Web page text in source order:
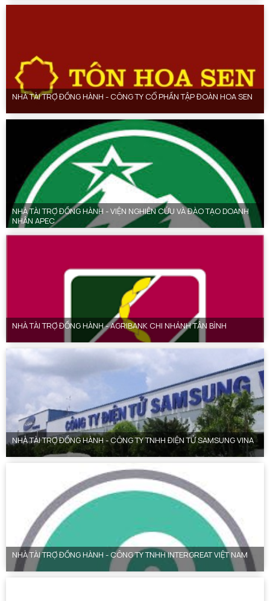
NHÀ TÀI TRỢ ĐỒNG HÀNH - CÔNG TY CỔ PHẦN TẬP ĐOÀN HOA SEN
NHÀ TÀI TRỢ ĐỒNG HÀNH - VIỆN NGHIÊN CỨU VÀ ĐÀO TẠO DOANH
NHÂN APEC
NHÀ TÀI TRỢ ĐỒNG HÀNH - AGRIBANK CHI NHÁNH TÂN BÌNH
NHÀ TÀI TRỢ ĐỒNG HÀNH - CÔNG TY TNHH ĐIỆN TỬ SAMSUNG VINA
NHÀ TÀI TRỢ ĐỒNG HÀNH - CÔNG TY TNHH INTERGREAT VIỆT NAM